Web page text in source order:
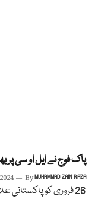
پاک فوج نے ایل او سی پر
ByMUHAMMAD ZAIN RAZA
26 فروری کو پاکستانی علاقے میں کوآڈ کاپٹر کی باقیات مل گئیں